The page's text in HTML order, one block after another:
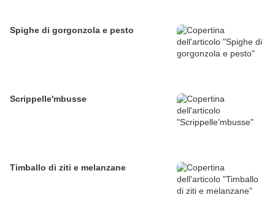
Spighe di gorgonzola e pesto
Scrippelle'mbusse
Timballo di ziti e melanzane